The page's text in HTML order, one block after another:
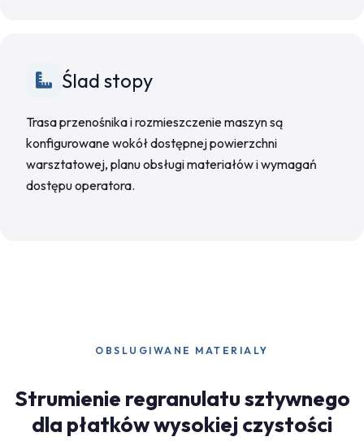
Ślad stopy
Trasa przenośnika i rozmieszczenie maszyn są
konfigurowane wokół dostępnej powierzchni
warsztatowej, planu obsługi materiałów i wymagań
dostępu operatora.
OBSLUGIWANE MATERIALY
Strumienie regranulatu sztywnego
dla płatków wysokiej czystości